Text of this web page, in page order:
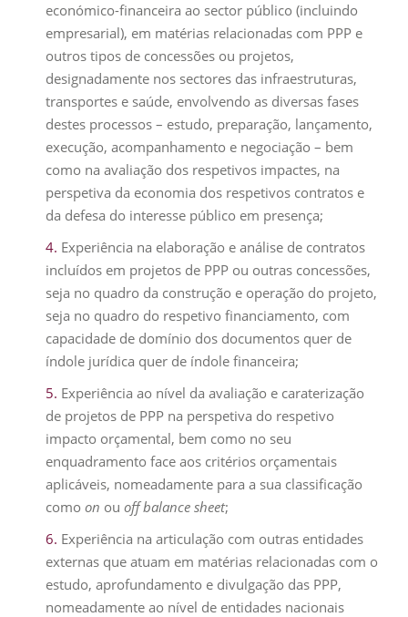
económico-financeira ao sector público (incluindo
empresarial), em matérias relacionadas com PPP e
outros tipos de concessões ou projetos,
designadamente nos sectores das infraestruturas,
transportes e saúde, envolvendo as diversas fases
destes processos – estudo, preparação, lançamento,
execução, acompanhamento e negociação – bem
como na avaliação dos respetivos impactes, na
perspetiva da economia dos respetivos contratos e
da defesa do interesse público em presença;
Experiência na elaboração e análise de contratos
incluídos em projetos de PPP ou outras concessões,
seja no quadro da construção e operação do projeto,
seja no quadro do respetivo financiamento, com
capacidade de domínio dos documentos quer de
índole jurídica quer de índole financeira;
Experiência ao nível da avaliação e caraterização
de projetos de PPP na perspetiva do respetivo
impacto orçamental, bem como no seu
enquadramento face aos critérios orçamentais
aplicáveis, nomeadamente para a sua classificação
como on ou off balance sheet;
Experiência na articulação com outras entidades
externas que atuam em matérias relacionadas com o
estudo, aprofundamento e divulgação das PPP,
nomeadamente ao nível de entidades nacionais